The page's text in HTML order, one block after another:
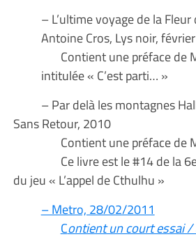
– L’ultime voyage de la
Antoine Cros, Lys noir,
Contient une préface de
intitulée « C’est parti… »
– Par delà les montagnes
Sans Retour, 2010
Contient une préface de
Ce livre est le #14 de la 6e
du jeu « L’appel de Cthulhu »
– Metro, 28/02/2011
Contient un court essai